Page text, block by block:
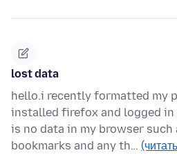
lost data
hello.i recently formatted my
installed firefox and logged
is no data in my browser such
bookmarks and any th…